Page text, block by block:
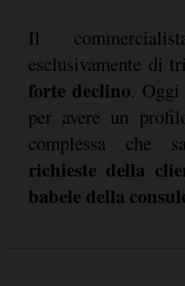
Il
esclusivamente di
forte declino. Oggi
per avere un
complessa che
richieste della
babele della